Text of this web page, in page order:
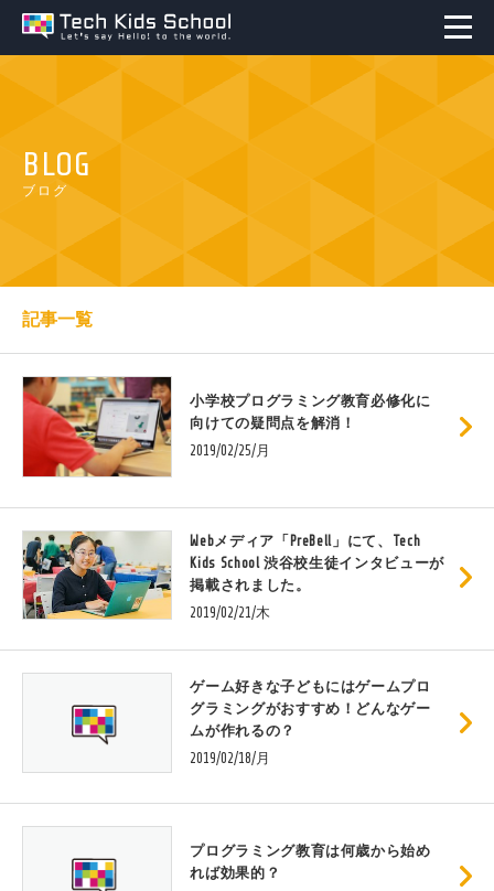
BLOG
ブログ
記事一覧
小学校プログラミング教育必修化に
向けての疑問点を解消！
2019/02/25/月
Webメディア「PreBell」にて、Tech
Kids School 渋谷校生徒インタビューが
掲載されました。
2019/02/21/木
ゲーム好きな子どもにはゲームプロ
グラミングがおすすめ！どんなゲー
ムが作れるの？
2019/02/18/月
プログラミング教育は何歳から始め
れば効果的？